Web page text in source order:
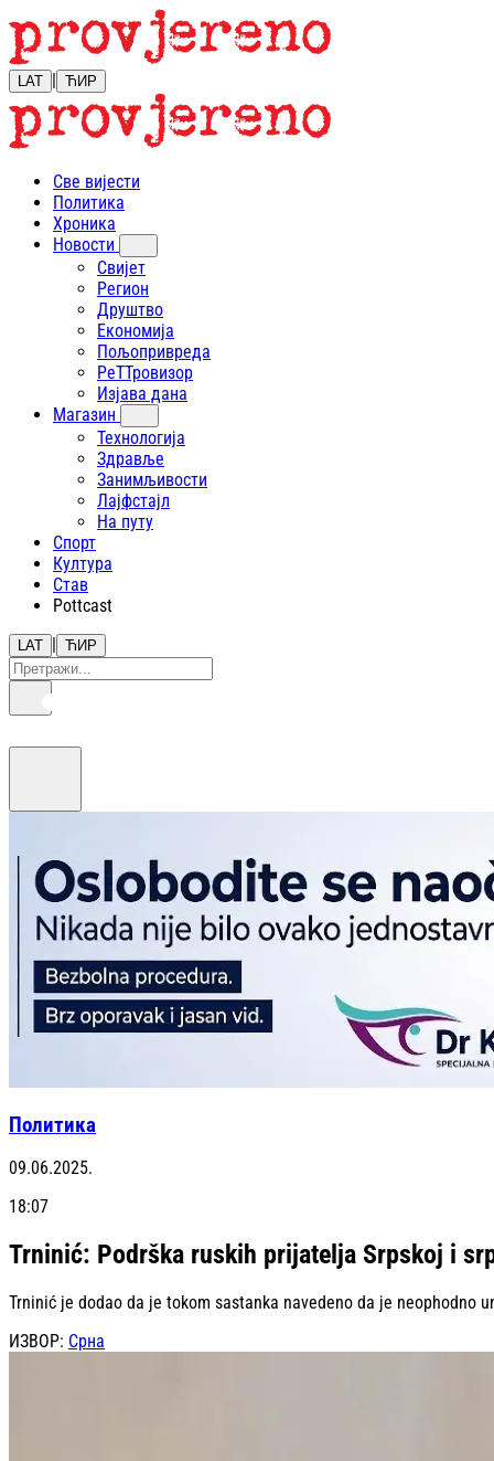
LAT | ЋИР
Све вијести
Политика
Хроника
Новости
Свијет
Регион
Друштво
Економија
Пољопривреда
РеТТровизор
Изјава дана
Магазин
Технологија
Здравље
Занимљивости
Лајфстajл
На путу
Спорт
Култура
Став
Pottcast
LAT | ЋИР
Политика
09.06.2025.
18:07
Trninić: Podrška ruskih prijatelja Srpskoj i
Trninić je dodao da je tokom sastanka navedeno da je
ИЗВОР: Срна